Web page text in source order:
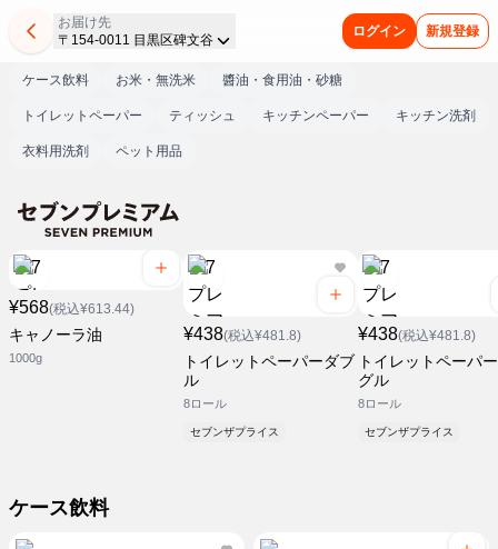
お届け先
〒154-0011 目黒区碑文谷
ログイン 新規登録
ケース飲料 お米・無洗米 醬油・食用油・砂糖
トイレットペーパー ティッシュ キッチンペーパー キッチン洗剤
衣料用洗剤 ペット用品
¥568(税込¥613.44)
キャノーラ油
1000g
¥438(税込¥481.8)
トイレットペーパーダブ
ル
8ロール
セブンザプライス
¥438(税込¥481.8)
トイレットペーパ
グル
8ロール
セブンザプライス
ケース飲料